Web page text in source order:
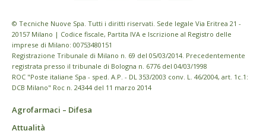
© Tecniche Nuove Spa. Tutti i diritti riservati. Sede legale Via Eritrea 21 -
20157 Milano | Codice fiscale, Partita IVA e Iscrizione al Registro delle
imprese di Milano: 00753480151
Registrazione Tribunale di Milano n. 69 del 05/03/2014. Precedentemente
registrata presso il tribunale di Bologna n. 6776 del 04/03/1998
ROC "Poste italiane Spa - sped. A.P. - DL 353/2003 conv. L. 46/2004, art. 1c.1:
DCB Milano" Roc n. 24344 del 11 marzo 2014
Agrofarmaci – Difesa
Attualità